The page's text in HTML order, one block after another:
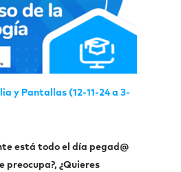
y Pantallas (12-11-24 a 3-
está todo el día pegad@
preocupa?, ¿Quieres